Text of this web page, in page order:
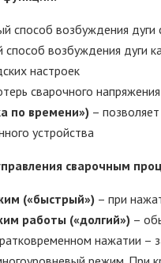
способ возбуждения
способ возбуждения дуги
настроек
сварочного напряжения
по времени») –
устройства
сварочным
(«быстрый») – при
работы («долгий») –
нажатии –